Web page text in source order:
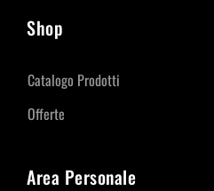
Shop
Catalogo Prodotti
Offerte
Area Personale